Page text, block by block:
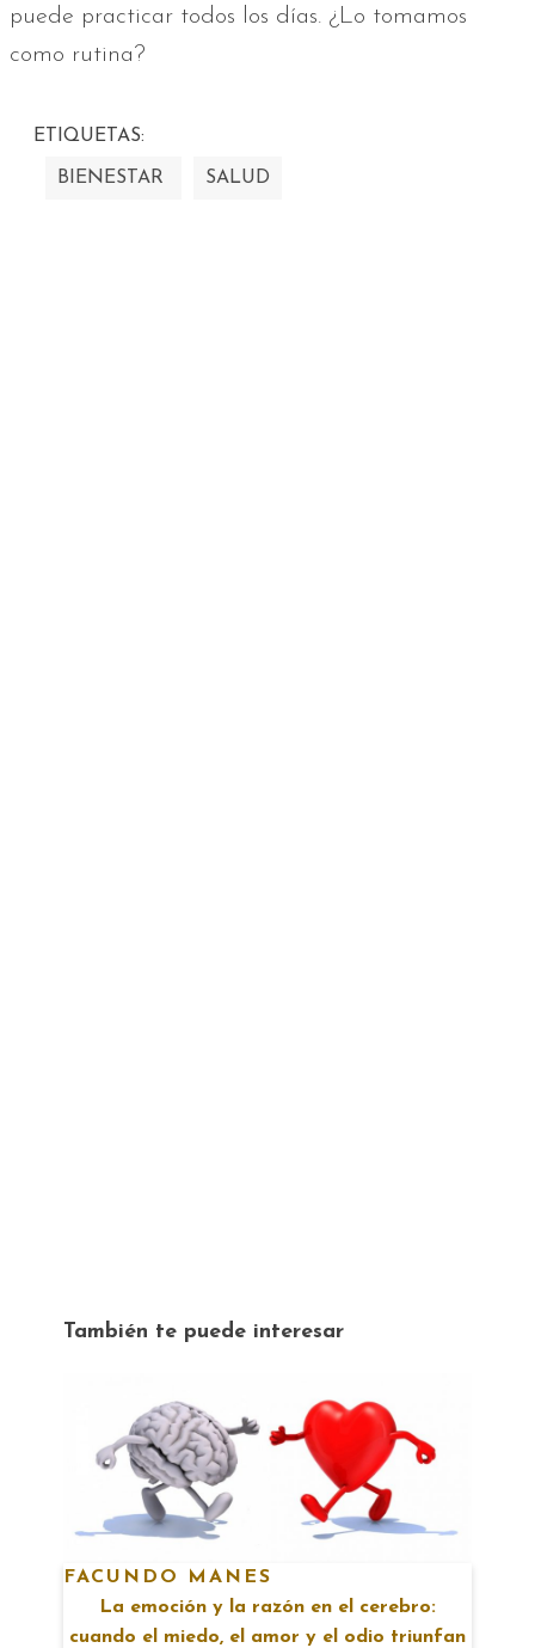
puede practicar todos los días. ¿Lo tomamos
como rutina?
ETIQUETAS:
BIENESTAR SALUD
También te puede interesar
FACUNDO MANES
La emoción y la razón en el cerebro:
cuando el miedo, el amor y el odio triunfan